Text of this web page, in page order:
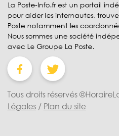
La Poste-Info.fr est un portail
pour aider les internautes,
Poste notamment les
Nous sommes une société
avec Le Groupe La Poste.
Tous droits réservés
Légales / Plan du site